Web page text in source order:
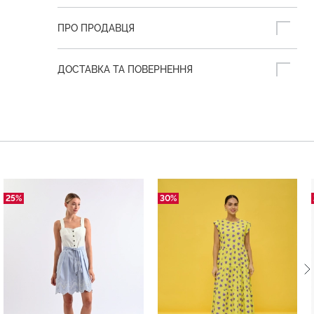
ПРО ПРОДАВЦЯ
ДОСТАВКА ТА ПОВЕРНЕННЯ
25% 30%